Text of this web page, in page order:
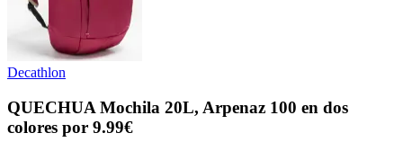
Decathlon
QUECHUA Mochila 20L, Arpenaz 100 en dos
colores por 9.99€